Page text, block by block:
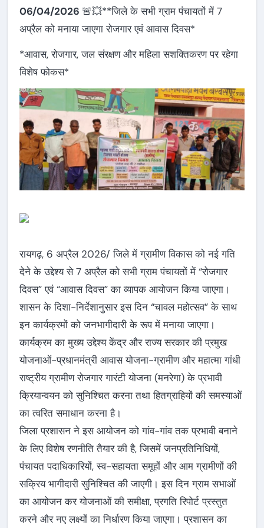
06/04/2026 🚨💥**जिले के सभी ग्राम पंचायतों में 7
अप्रैल को मनाया जाएगा रोजगार एवं आवास दिवस*
*आवास, रोजगार, जल संरक्षण और महिला सशक्तिकरण पर रहेगा
विशेष फोकस*
रायगढ़, 6 अप्रैल 2026/ जिले में ग्रामीण विकास को नई गति
देने के उद्देश्य से 7 अप्रैल को सभी ग्राम पंचायतों में “रोजगार
दिवस” एवं “आवास दिवस” का व्यापक आयोजन किया जाएगा।
शासन के दिशा-निर्देशानुसार इस दिन “चावल महोत्सव” के साथ
इन कार्यक्रमों को जनभागीदारी के रूप में मनाया जाएगा।
कार्यक्रम का मुख्य उद्देश्य केंद्र और राज्य सरकार की प्रमुख
योजनाओं-प्रधानमंत्री आवास योजना-ग्रामीण और महात्मा गांधी
राष्ट्रीय ग्रामीण रोजगार गारंटी योजना (मनरेगा) के प्रभावी
क्रियान्वयन को सुनिश्चित करना तथा हितग्राहियों की समस्याओं
का त्वरित समाधान करना है।
जिला प्रशासन ने इस आयोजन को गांव-गांव तक प्रभावी बनाने
के लिए विशेष रणनीति तैयार की है, जिसमें जनप्रतिनिधियों,
पंचायत पदाधिकारियों, स्व-सहायता समूहों और आम ग्रामीणों की
सक्रिय भागीदारी सुनिश्चित की जाएगी। इस दिन ग्राम सभाओं
का आयोजन कर योजनाओं की समीक्षा, प्रगति रिपोर्ट प्रस्तुत
करने और नए लक्ष्यों का निर्धारण किया जाएगा। प्रशासन का